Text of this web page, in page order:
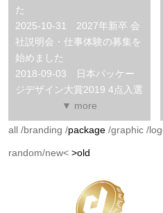
た
2025-10-31 2027年新卒 会
社説明会・仕事体験の募集を
始めました
2018-09-03 日本パッケー
ジデザイン大賞2019 4点入選
▼ more
all /branding /package /graphic /
random/new< >old